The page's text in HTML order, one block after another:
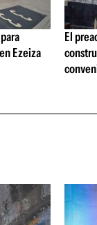
Ezeiza
El